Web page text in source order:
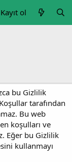
Kayıt ol
bu Gizlilik
tarafından
Bu web
koşulları ve
Eğer bu Gizlilik
kullanmayı